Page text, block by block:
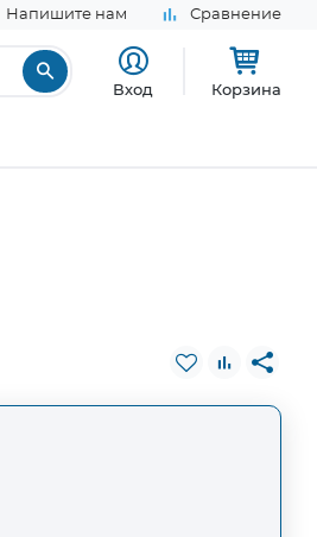
Напишите нам Сравнение
Вход Корзина